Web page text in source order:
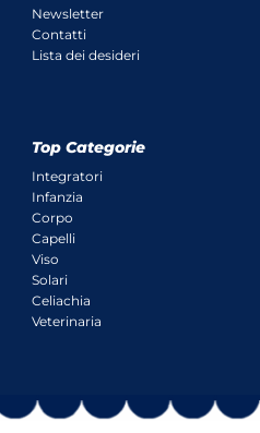
Newsletter
Contatti
Lista dei desideri
Top Categorie
Integratori
Infanzia
Corpo
Capelli
Viso
Solari
Celiachia
Veterinaria